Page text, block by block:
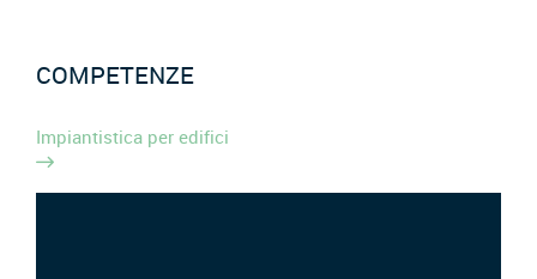
COMPETENZE
Impiantistica per edifici